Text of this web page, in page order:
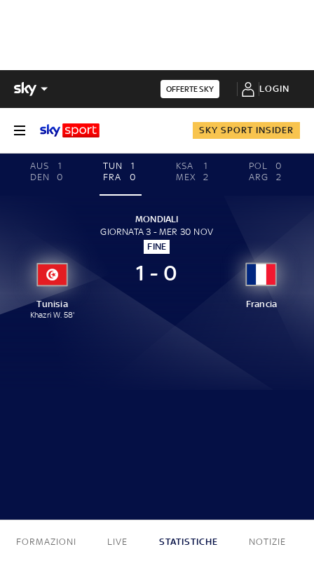
OFFERTE SKY LOGIN
SKY SPORT INSIDER
AUS
1
DEN
0
TUN
1
FRA
0
KSA
1
MEX
2
POL
0
ARG
2
MONDIALI
GIORNATA 3 - MER 30 NOV
FINE
Tunisia
Khazri W. 58'
1 - 0
Francia
FORMAZIONI LIVE STATISTICHE NOTIZIE